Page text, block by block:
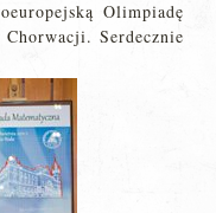
Olimpiadę
Serdecznie